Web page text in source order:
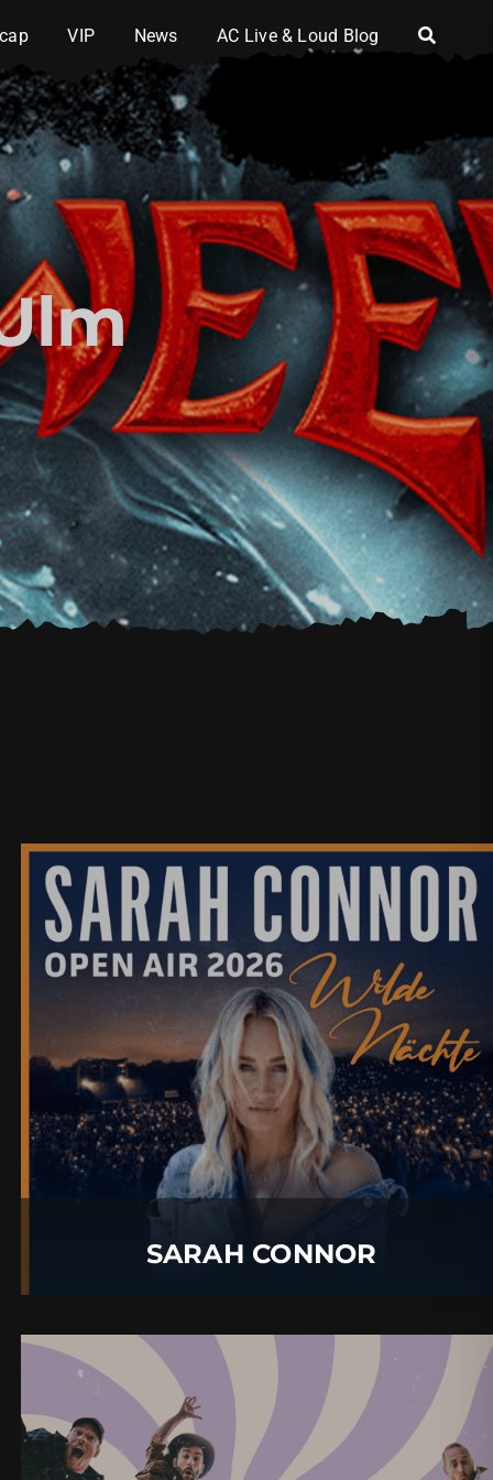
VIP News AC Live & Loud Blog
SARAH CONNOR
SARAH CONNOR
SARAH CONNOR
2026 | Freitag | Füssen
FÄASCHTBÄNKLER